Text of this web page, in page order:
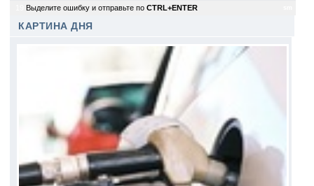
Выделите ошибку и отправьте по CTRL+ENTER
КАРТИНА ДНЯ